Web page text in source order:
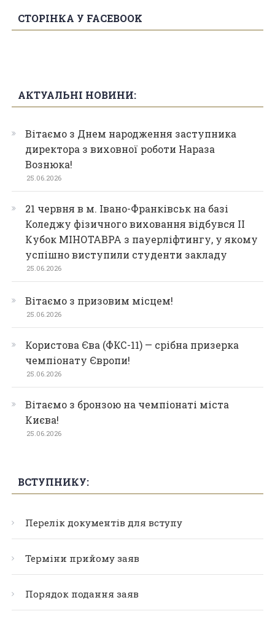
СТОРІНКА У FACEBOOK
АКТУАЛЬНІ НОВИНИ:
Вітаємо з Днем народження заступника
директора з виховної роботи Нараза
Вознюка!
25.06.2026
21 червня в м. Івано-Франківськ на базі
Коледжу фізичного виховання відбувся ІІ
Кубок МІНОТАВРА з пауерліфтингу, у якому
успішно виступили студенти закладу
25.06.2026
Вітаємо з призовим місцем!
25.06.2026
Користова Єва (ФКС-11) — срібна призерка
чемпіонату Європи!
25.06.2026
Вітаємо з бронзою на чемпіонаті міста
Києва!
25.06.2026
ВСТУПНИКУ:
Перелік документів для вступу
Терміни прийому заяв
Порядок подання заяв